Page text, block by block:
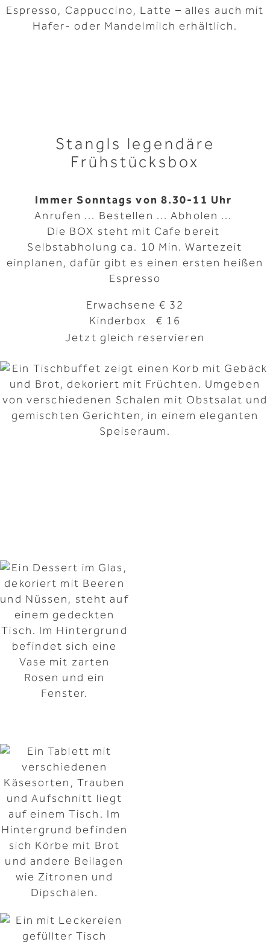
Espresso, Cappuccino, Latte – alles auch mit
Hafer- oder Mandelmilch erhältlich.
Stangls legendäre
Frühstücksbox
Immer Sonntags von 8.30-11 Uhr
Anrufen ... Bestellen ... Abholen ...
Die BOX steht mit Cafe bereit
Selbstabholung ca. 10 Min. Wartezeit
einplanen, dafür gibt es einen ersten heißen
Espresso
Erwachsene € 32
Kinderbox € 16
Jetzt gleich reservieren